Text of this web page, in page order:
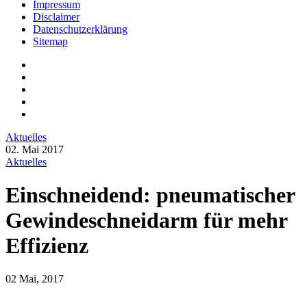
Impressum
Disclaimer
Datenschutzerklärung
Sitemap
Aktuelles
02. Mai 2017
Aktuelles
Einschneidend: pneumatischer
Gewindeschneidarm für mehr
Effizienz
02 Mai, 2017